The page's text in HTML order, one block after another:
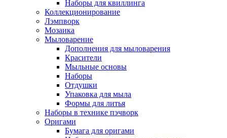
Наборы для квиллинга
Коллекционирование
Лэмпворк
Мозаика
Мыловарение
Дополнения для мыловарения
Красители
Мыльные основы
Наборы
Отдушки
Упаковка для мыла
Формы для литья
Наборы в технике пэчворк
Оригами
Бумага для оригами